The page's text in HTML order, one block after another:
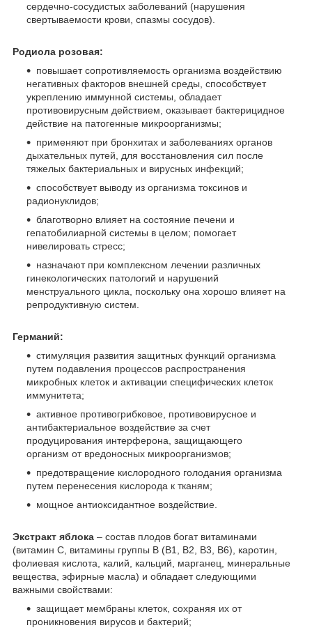
сердечно-сосудистых заболеваний (нарушения
свертываемости крови, спазмы сосудов).
Родиола розовая:
повышает сопротивляемость организма воздействию
негативных факторов внешней среды, способствует
укреплению иммунной системы, обладает
противовирусным действием, оказывает бактерицидное
действие на патогенные микроорганизмы;
применяют при бронхитах и заболеваниях органов
дыхательных путей, для восстановления сил после
тяжелых бактериальных и вирусных инфекций;
способствует выводу из организма токсинов и
радионуклидов;
благотворно влияет на состояние печени и
гепатобилиарной системы в целом; помогает
нивелировать стресс;
назначают при комплексном лечении различных
гинекологических патологий и нарушений
менструального цикла, поскольку она хорошо влияет на
репродуктивную систем.
Германий:
стимуляция развития защитных функций организма
путем подавления процессов распространения
микробных клеток и активации специфических клеток
иммунитета;
активное противогрибковое, противовирусное и
антибактериальное воздействие за счет
продуцирования интерферона, защищающего
организм от вредоносных микроорганизмов;
предотвращение кислородного голодания организма
путем перенесения кислорода к тканям;
мощное антиоксидантное воздействие.
Экстракт яблока – состав плодов богат витаминами
(витамин С, витамины группы В (В1, В2, В3, В6), каротин,
фолиевая кислота, калий, кальций, марганец, минеральные
вещества, эфирные масла) и обладает следующими
важными свойствами:
защищает мембраны клеток, сохраняя их от
проникновения вирусов и бактерий;